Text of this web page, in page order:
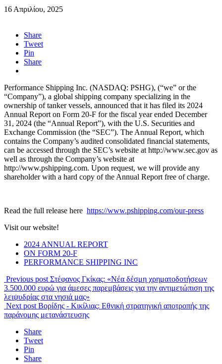
16 Απριλίου, 2025
Share
Tweet
Pin
Share
Performance Shipping Inc. (NASDAQ: PSHG), (“we” or the
“Company”), a global shipping company specializing in the
ownership of tanker vessels, announced that it has filed its 2024
Annual Report on Form 20-F for the fiscal year ended December
31, 2024 (the “Annual Report”), with the U.S. Securities and
Exchange Commission (the “SEC”). The Annual Report, which
contains the Company’s audited consolidated financial statements,
can be accessed through the SEC’s website at http://www.sec.gov as
well as through the Company’s website at
http://www.pshipping.com. Upon request, we will provide any
shareholder with a hard copy of the Annual Report free of charge.
Read the full release here https://www.pshipping.com/our-press
Visit our website!
2024 ANNUAL REPORT
ON FORM 20-F
PERFORMANCE SHIPPING INC
Previous post Στέφανος Γκίκας: «Νέα δέσμη χρηματοδοτήσεων
3.500.000 ευρώ για άμεσες παρεμβάσεις για την αντιμετώπιση της
λειψυδρίας στα νησιά μας»
Next post Βορίδης - Κικίλιας: Εθνική στρατηγική αποτροπής της
παράνομης μετανάστευσης
Share
Tweet
Pin
Share